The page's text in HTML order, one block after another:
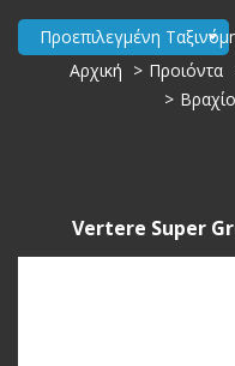
Προεπιλεγμένη
Αρχική
Προιόντα
Vertere Super